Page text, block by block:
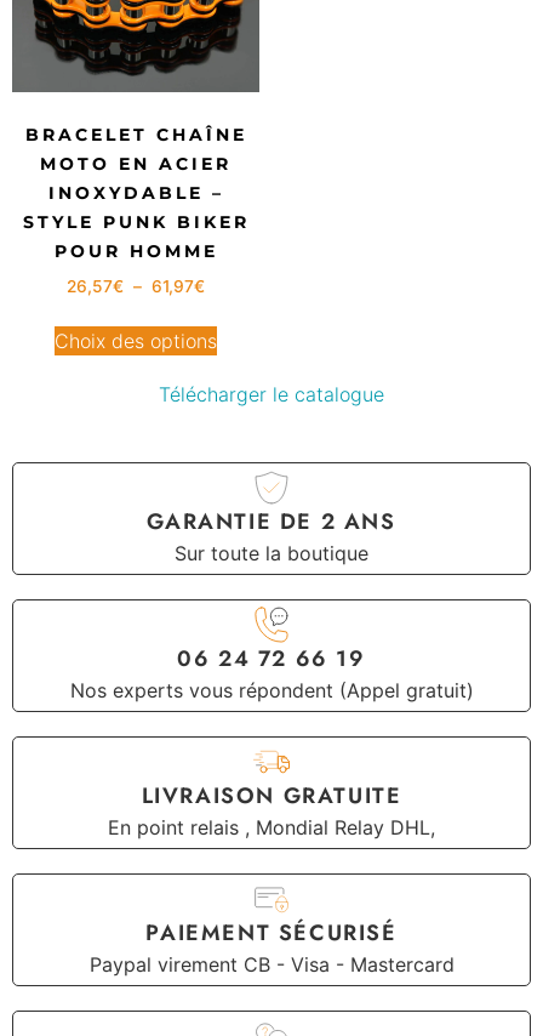
BRACELET CHAÎNE
MOTO EN ACIER
INOXYDABLE –
STYLE PUNK BIKER
POUR HOMME
26,57€ – 61,97€
Choix des options
Télécharger le catalogue
GARANTIE DE 2 ANS
Sur toute la boutique
06 24 72 66 19
Nos experts vous répondent (Appel gratuit)
LIVRAISON GRATUITE
En point relais , Mondial Relay DHL,
PAIEMENT SÉCURISÉ
Paypal virement CB - Visa - Mastercard